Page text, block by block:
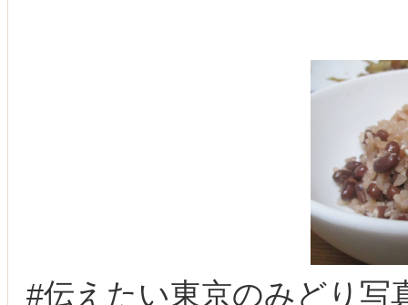
#伝えたい東京のみどり写